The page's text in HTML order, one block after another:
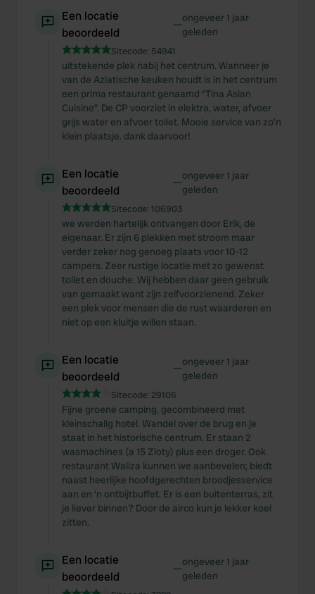
Een locatie
beoordeeld
—ongeveer 1 jaar
geleden
Sitecode: 54941
uitstekende plek nabij het centrum. Wanneer je
van de Aziatische keuken houdt is in het centrum
een prima restaurant genaamd “Tina Asian
Cuisine”. De CP voorziet in elektra, water, afvoer
grijs water en afvoer toilet. Mooie service van zo’n
klein plaatsje. dank daarvoor!
Een locatie
beoordeeld
—ongeveer 1 jaar
geleden
Sitecode: 106903
we werden hartelijk ontvangen door Erik, de
eigenaar. Er zijn 6 plekken met stroom maar
verder zeker nog genoeg plaats voor 10-12
campers. Zeer rustige locatie met zo gewenst
toilet en douche. Wij hebben daar geen gebruik
van gemaakt want zijn zelfvoorzienend. Zeker
een plek voor mensen die de rust waarderen en
niet op een kluitje willen staan.
Een locatie
beoordeeld
—ongeveer 1 jaar
geleden
Sitecode: 29106
Fijne groene camping, gecombineerd met
kleinschalig hotel. Wandel over de brug en je
staat in het historische centrum. Er staan 2
wasmachines (a 15 Zloty) plus een droger. Ook
restaurant Waliza kunnen we aanbevelen; biedt
naast heerlijke hoofdgerechten broodjesservice
aan en ‘n ontbijtbuffet. Er is een buitenterras, zit
je liever binnen? Door de airco kun je lekker koel
zitten.
Een locatie
beoordeeld
—ongeveer 1 jaar
geleden